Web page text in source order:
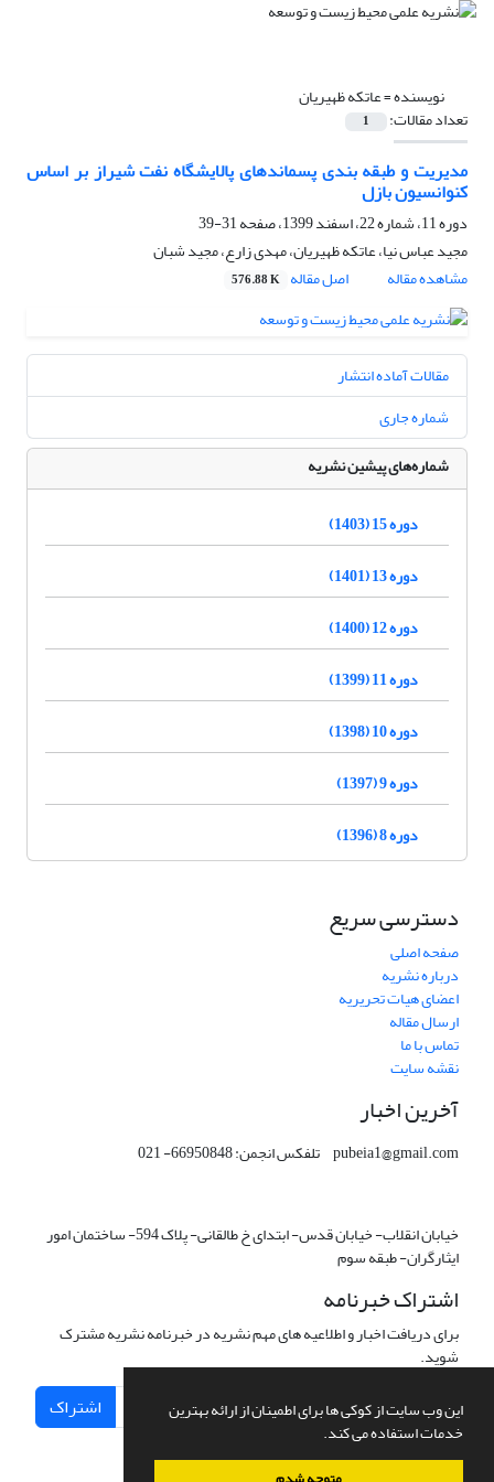
این وب سایت از کوکی ها برای اطمینان از ارائه بهترین
خدمات استفاده می کند.
نویسنده =عاتکه ظهیریان
تعداد مقالات: 1
مدیریت و طبقه بندی پسماندهای پالایشگاه نفت شیراز بر اساس
کنوانسیون بازل
دوره 11، شماره 22، اسفند 1399، صفحه
31-39
مجید عباس نیا، عاتکه ظهیریان، مهدی زارع، مجید شبان
مشاهده مقاله
اصل مقاله 576.88 K
مقالات آماده انتشار
شماره جاری
شماره‌های پیشین نشریه
دوره 15 (1403)
دوره 13 (1401)
دوره 12 (1400)
دوره 11 (1399)
دوره 10 (1398)
دوره 9 (1397)
دوره 8 (1396)
دسترسی سریع
صفحه اصلی
درباره نشریه
اعضای هیات تحریریه
ارسال مقاله
تماس با ما
نقشه سایت
آخرین اخبار
pubeia1@gmail.com تلفکس انجمن: 66950848- 021
خیابان انقلاب- خیابان قدس- ابتدای خ طالقانی- پلاک 594- ساختمان امور
ایثارگران- طبقه سوم
اشتراک خبرنامه
برای دریافت اخبار و اطلاعیه های مهم نشریه در خبرنامه نشریه مشترک
شوید.
اشتراک